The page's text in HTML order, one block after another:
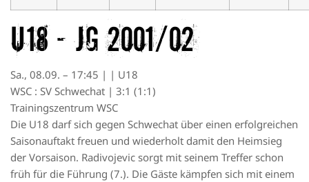
U18 – JG 2001/02
Sa., 08.09. – 17:45 | | U18
WSC : SV Schwechat | 3:1 (1:1)
Trainingszentrum WSC
Die U18 darf sich gegen Schwechat über einen erfolgreichen
Saisonauftakt freuen und wiederholt damit den Heimsieg
der Vorsaison. Radivojevic sorgt mit seinem Treffer schon
früh für die Führung (7.). Die Gäste kämpfen sich mit einem